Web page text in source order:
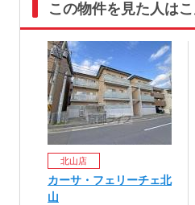
この物件を見た人は
北山店
カーサ・フェリーチェ北
山